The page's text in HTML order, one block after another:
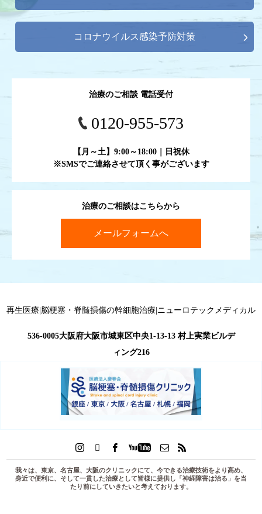
コロナウイルス感染予防対策
治療のご相談はこちらから
メールフォームへ
治療のご相談 電話受付
0120-955-573
【月～土】9:00～18:00｜日祝休
※SMSでご連絡させて頂く事がございます
再生医療|脳梗塞・脊髄損傷の幹細胞治療|ニューロテックメディカル
536-0005大阪府大阪市城東区中央1-13-13 村上実業ビルデ
ィング216
我々は、東京、名古屋、大阪のクリニックにて、今できる治療技術をより高め、
身近で便利に、そして一貫した治療として皆様に提供し「神経障害は治る 」を当
たり前にしていきたいと考えております。